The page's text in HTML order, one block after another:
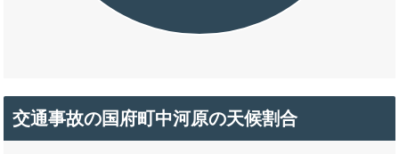
交通事故の国府町中河原の天候割合